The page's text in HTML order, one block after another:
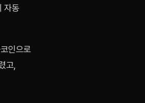
자동
인으로
고,